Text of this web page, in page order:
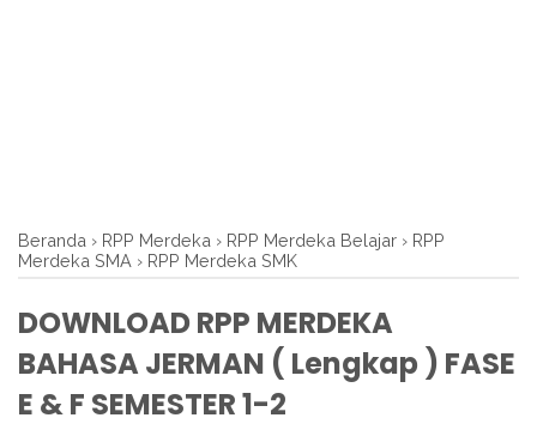
Beranda › RPP Merdeka › RPP Merdeka Belajar › RPP
Merdeka SMA › RPP Merdeka SMK
DOWNLOAD RPP MERDEKA
BAHASA JERMAN ( Lengkap ) FASE
E & F SEMESTER 1-2